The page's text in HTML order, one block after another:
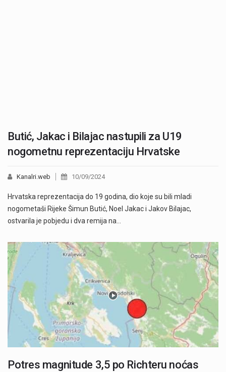
Butić, Jakac i Bilajac nastupili za U19
nogometnu reprezentaciju Hrvatske
Kanalri.web 10/09/2024
Hrvatska reprezentacija do 19 godina, dio koje su bili mladi
nogometaši Rijeke Šimun Butić, Noel Jakac i Jakov Bilajac,
ostvarila je pobjedu i dva remija na…
Potres magnitude 3,5 po Richteru noćas